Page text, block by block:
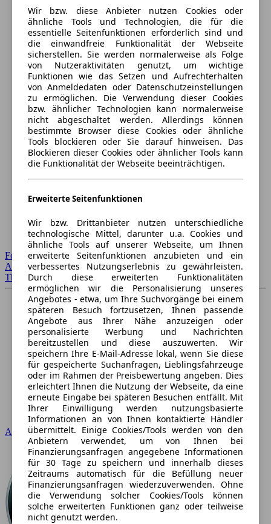
Forum Startseite
Alle Auto-Foren
Themen-Forum
Audi
Wir bzw. diese Anbieter nutzen Cookies oder
ähnliche Tools und Technologien, die für die
essentielle Seitenfunktionen erforderlich sind und
die einwandfreie Funktionalität der Webseite
sicherstellen. Sie werden normalerweise als Folge
von Nutzeraktivitäten genutzt, um wichtige
Funktionen wie das Setzen und Aufrechterhalten
von Anmeldedaten oder Datenschutzeinstellungen
zu ermöglichen. Die Verwendung dieser Cookies
bzw. ähnlicher Technologien kann normalerweise
nicht abgeschaltet werden. Allerdings können
bestimmte Browser diese Cookies oder ähnliche
Tools blockieren oder Sie darauf hinweisen. Das
Blockieren dieser Cookies oder ähnlicher Tools kann
die Funktionalität der Webseite beeinträchtigen.
Erweiterte Seitenfunktionen
Wir bzw. Drittanbieter nutzen unterschiedliche
technologische Mittel, darunter u.a. Cookies und
ähnliche Tools auf unserer Webseite, um Ihnen
erweiterte Seitenfunktionen anzubieten und ein
verbessertes Nutzungserlebnis zu gewährleisten.
Durch diese erweiterten Funktionalitäten
ermöglichen wir die Personalisierung unseres
Angebotes - etwa, um Ihre Suchvorgänge bei einem
späteren Besuch fortzusetzen, Ihnen passende
Angebote aus Ihrer Nähe anzuzeigen oder
personalisierte Werbung und Nachrichten
bereitzustellen und diese auszuwerten. Wir
speichern Ihre E-Mail-Adresse lokal, wenn Sie diese
für gespeicherte Suchanfragen, Lieblingsfahrzeuge
oder im Rahmen der Preisbewertung angeben. Dies
erleichtert Ihnen die Nutzung der Webseite, da eine
erneute Eingabe bei späteren Besuchen entfällt. Mit
Ihrer Einwilligung werden nutzungsbasierte
Informationen an von Ihnen kontaktierte Händler
übermittelt. Einige Cookies/Tools werden von den
Anbietern verwendet, um von Ihnen bei
Finanzierungsanfragen angegebene Informationen
für 30 Tage zu speichern und innerhalb dieses
Zeitraums automatisch für die Befüllung neuer
Finanzierungsanfragen wiederzuverwenden. Ohne
die Verwendung solcher Cookies/Tools können
solche erweiterten Funktionen ganz oder teilweise
nicht genutzt werden.